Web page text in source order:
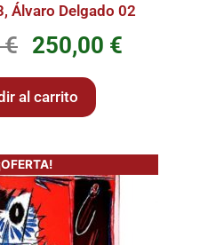
Álvaro Delgado 02
€ 250,00 €
al carrito